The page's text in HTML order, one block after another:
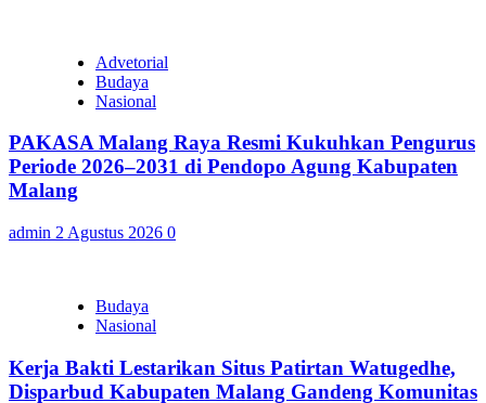
Advetorial
Budaya
Nasional
PAKASA Malang Raya Resmi Kukuhkan Pengurus
Periode 2026–2031 di Pendopo Agung Kabupaten
Malang
admin 2 Agustus 2026 0
Budaya
Nasional
Kerja Bakti Lestarikan Situs Patirtan Watugedhe,
Disparbud Kabupaten Malang Gandeng Komunitas